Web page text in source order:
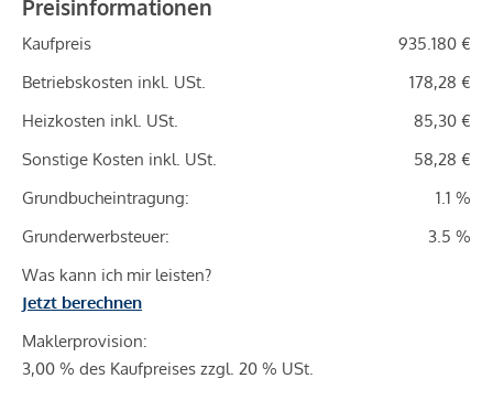
Preisinformationen
Kaufpreis
935.180 €
Betriebskosten inkl. USt.
178,28 €
Heizkosten inkl. USt.
85,30 €
Sonstige Kosten inkl. USt.
58,28 €
Grundbucheintragung:
1.1 %
Grunderwerbsteuer:
3.5 %
Was kann ich mir leisten?
Jetzt berechnen
Maklerprovision:
3,00 % des Kaufpreises zzgl. 20 % USt.